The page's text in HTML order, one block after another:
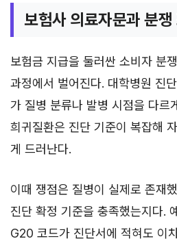
보험사 의료자문과 분쟁
보험금 지급을 둘러싼 소비자 분
과정에서 벌어진다. 대학병원 진
가 질병 분류나 발병 시점을 다르
희귀질환은 진단 기준이 복잡해
게 드러난다.
이때 쟁점은 질병이 실제로 존재
진단 확정 기준을 충족했는지다.
G20 코드가 진단서에 적혀도 이